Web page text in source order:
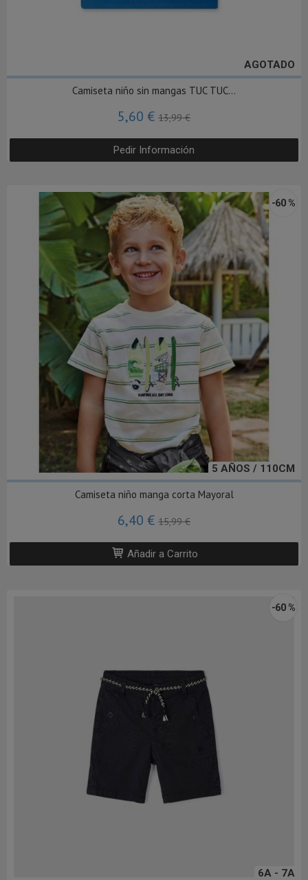
AGOTADO
Camiseta niño sin mangas TUC TUC...
5,60 € 13,99 €
Pedir Información
5 AÑOS / 110CM
-60 %
Camiseta niño manga corta Mayoral
6,40 € 15,99 €
Añadir a Carrito
6A - 7A
-60 %